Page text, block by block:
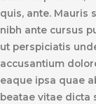
quis, ante. Mauris
nibh ante cursus
ut perspiciatis
accusantium
eaque ipsa quae
beatae vitae dicta